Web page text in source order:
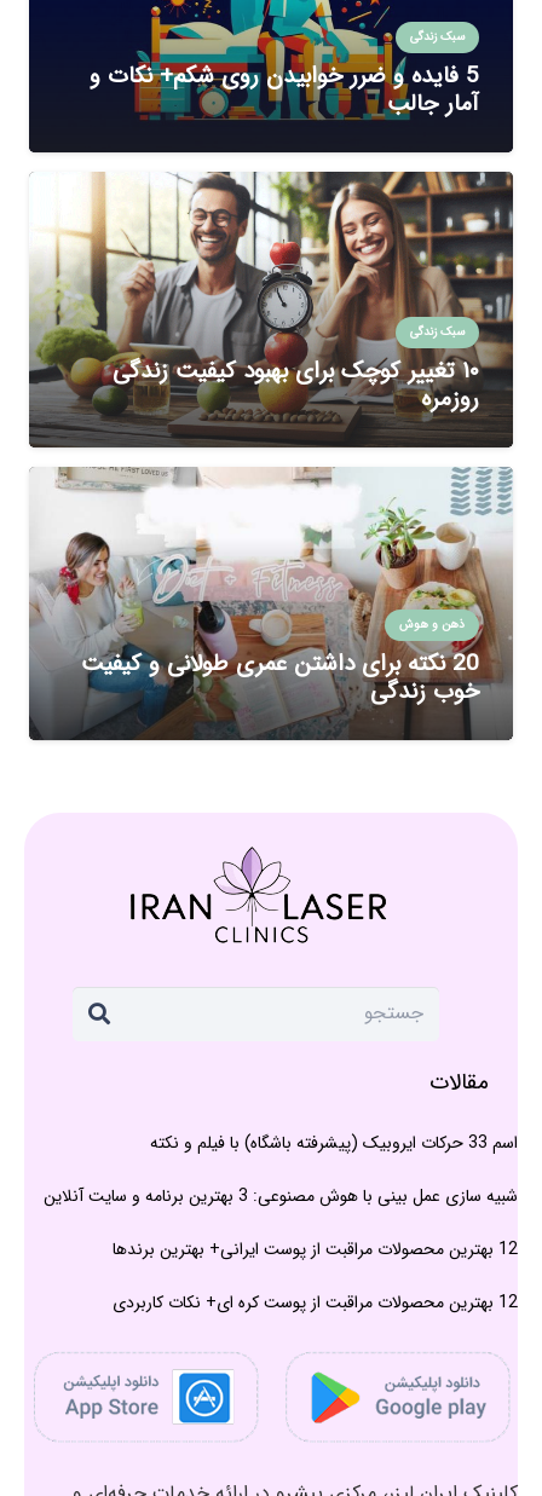
سبک زندگی
5 فایده و ضرر خوابیدن روی شکم+ نکات و
آمار جالب
سبک زندگی
۱۰ تغییر کوچک برای بهبود کیفیت زندگی
روزمره
ذهن و هوش
20 نکته برای داشتن عمری طولانی و کیفیت
خوب زندگی
مقالات
اسم 33 حرکات ایروبیک (پیشرفته باشگاه) با فیلم و نکته
شبیه سازی عمل بینی با هوش مصنوعی: 3 بهترین برنامه و سایت آنلاین
12 بهترین محصولات مراقبت از پوست ایرانی+ بهترین برندها
12 بهترین محصولات مراقبت از پوست کره ای+ نکات کاربردی